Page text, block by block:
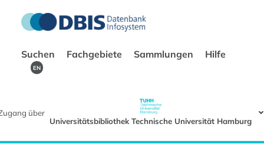
Suchen Fachgebiete Sammlungen Hilfe
EN
über
Universitätsbibliothek Technische Universität Hamburg